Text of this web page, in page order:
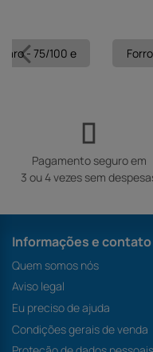
- 75/100 e
Pagamento seguro em
3 ou 4 vezes sem
Informações e contato
Quem somos nós
Aviso legal
Eu preciso de ajuda
Condições gerais de venda